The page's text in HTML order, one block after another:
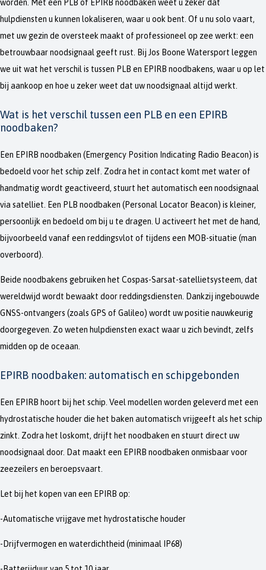
worden. Met een PLB of EPIRB noodbaken weet u zeker dat
hulpdiensten u kunnen lokaliseren, waar u ook bent. Of u nu solo vaart,
met uw gezin de oversteek maakt of professioneel op zee werkt: een
betrouwbaar noodsignaal geeft rust. Bij Jos Boone Watersport leggen
we uit wat het verschil is tussen PLB en EPIRB noodbakens, waar u op let
bij aankoop en hoe u zeker weet dat uw noodsignaal altijd werkt.
Wat is het verschil tussen een PLB en een EPIRB
noodbaken?
Een EPIRB noodbaken (Emergency Position Indicating Radio Beacon) is
bedoeld voor het schip zelf. Zodra het in contact komt met water of
handmatig wordt geactiveerd, stuurt het automatisch een noodsignaal
via satelliet. Een PLB noodbaken (Personal Locator Beacon) is kleiner,
persoonlijk en bedoeld om bij u te dragen. U activeert het met de hand,
bijvoorbeeld vanaf een reddingsvlot of tijdens een MOB-situatie (man
overboord).
Beide noodbakens gebruiken het Cospas-Sarsat-satellietsysteem, dat
wereldwijd wordt bewaakt door reddingsdiensten. Dankzij ingebouwde
GNSS-ontvangers (zoals GPS of Galileo) wordt uw positie nauwkeurig
doorgegeven. Zo weten hulpdiensten exact waar u zich bevindt, zelfs
midden op de oceaan.
EPIRB noodbaken: automatisch en schipgebonden
Een EPIRB hoort bij het schip. Veel modellen worden geleverd met een
hydrostatische houder die het baken automatisch vrijgeeft als het schip
zinkt. Zodra het loskomt, drijft het noodbaken en stuurt direct uw
noodsignaal door. Dat maakt een EPIRB noodbaken onmisbaar voor
zeezeilers en beroepsvaart.
Let bij het kopen van een EPIRB op:
-Automatische vrijgave met hydrostatische houder
-Drijfvermogen en waterdichtheid (minimaal IP68)